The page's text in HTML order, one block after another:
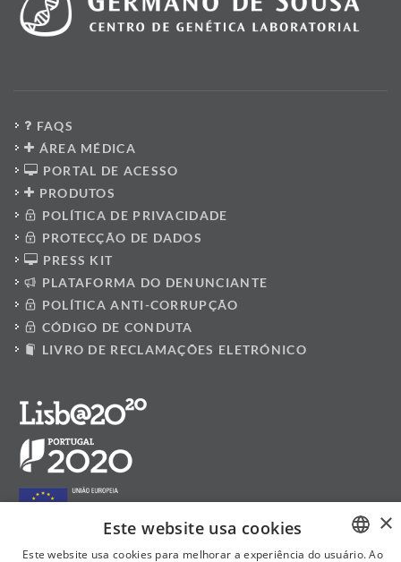
FAQS
ÁREA MÉDICA
PORTAL DE ACESSO
PRODUTOS
POLÍTICA DE PRIVACIDADE
PROTECÇÃO DE DADOS
PRESS KIT
PLATAFORMA DO DENUNCIANTE
POLÍTICA ANTI-CORRUPÇÃO
CÓDIGO DE CONDUTA
LIVRO DE RECLAMAÇÕES ELETRÓNICO
×
Este website usa cookies
Este website usa cookies para melhorar a experiência do usuário. Ao